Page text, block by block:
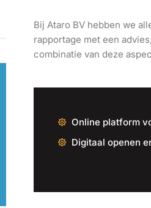
Bij Ataro BV hebben we
rapportage met een
combinatie van deze
Online platform
Digitaal openen